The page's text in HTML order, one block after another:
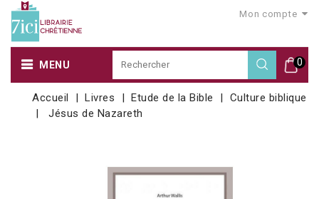
Mon compte
0
MENU
Accueil Livres Etude de la Bible
Culture biblique
Jésus de Nazareth